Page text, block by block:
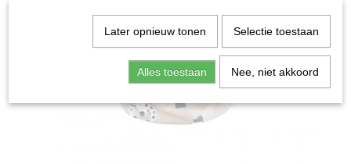
Later opnieuw tonen Selectie toestaan
Alles toestaan Nee, niet akkoord